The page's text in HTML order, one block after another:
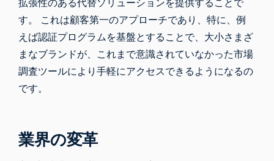
拡張性のある代替ソリューションを提供することで
す。 これは顧客第一のアプローチであり、特に、例
えば認証プログラムを基盤とすることで、大小さまざ
まなブランドが、これまで意識されていなかった市場
調査ツールにより手軽にアクセスできるようになるの
です。
業界の変革